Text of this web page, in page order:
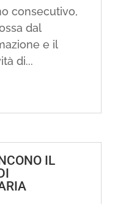
consecutivo,
dal
e il
di...
IL